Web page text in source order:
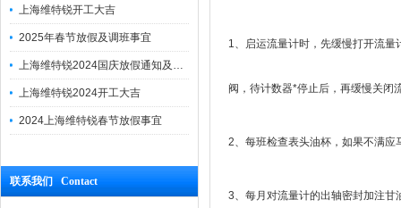
上海维特锐开工大吉
2025年春节放假及调班事宜
上海维特锐2024国庆放假通知及调休安排
上海维特锐2024开工大吉
2024上海维特锐春节放假事宜
联系我们 Contact
1、启运流量计时，先缓慢打开流
阀，待计数器*停止后，再缓慢关闭
2、每班检查表头油杯，如果不满
3、每月对流量计的出轴密封加注